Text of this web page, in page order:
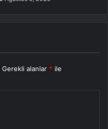
Gerekli alanlar * ile